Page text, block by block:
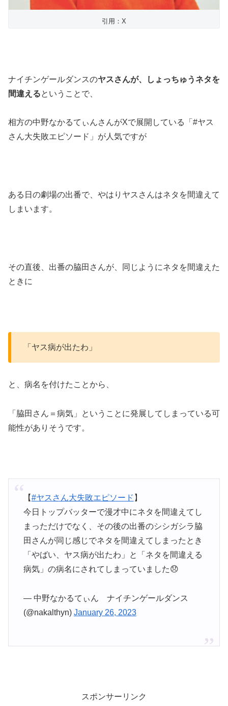
引用：X
ナイチンゲールダンスのヤスさんが、しょっちゅうネタを
間違えるということで、
相方の中野なかるてぃんさんがXで展開している「#ヤス
さん大失敗エピソード」が人気ですが
ある日の劇場の出番で、やはりヤスさんはネタを間違えて
しまいます。
その直後、出番の脇田さんが、同じようにネタを間違えた
ときに
「ヤス病が出たわ」
と、病名を付けたことから、
「脇田さん＝病気」ということに発展してしまっている可
能性がありそうです。
【#ヤスさん大失敗エピソード 】
今日トップバッターで漫才中にネタを間違えてし
まっただけでなく、その後の出番のシシガシラ脇
田さんが同じ感じでネタを間違えてしまったとき
「やばい、ヤス病が出たわ」と「ネタを間違える
病気」の病名にされてしまっていました😞
— 中野なかるてぃん ナイチンゲールダンス
(@nakalthyn) January 26, 2023
スポンサーリンク